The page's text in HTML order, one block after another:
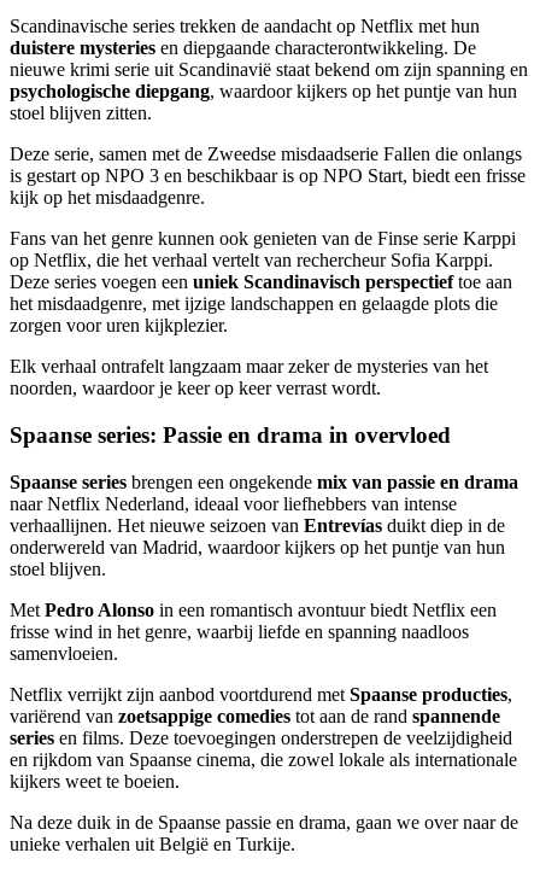
Scandinavische series trekken de aandacht op Netflix met hun
duistere mysteries en diepgaande characterontwikkeling. De
nieuwe krimi serie uit Scandinavië staat bekend om zijn spanning en
psychologische diepgang, waardoor kijkers op het puntje van hun
stoel blijven zitten.
Deze serie, samen met de Zweedse misdaadserie Fallen die onlangs
is gestart op NPO 3 en beschikbaar is op NPO Start, biedt een frisse
kijk op het misdaadgenre.
Fans van het genre kunnen ook genieten van de Finse serie Karppi
op Netflix, die het verhaal vertelt van rechercheur Sofia Karppi.
Deze series voegen een uniek Scandinavisch perspectieftoe aan
het misdaadgenre, met ijzige landschappen en gelaagde plots die
zorgen voor uren kijkplezier.
Elk verhaal ontrafelt langzaam maar zeker de mysteries van het
noorden, waardoor je keer op keer verrast wordt.
Spaanse series: Passie en drama in overvloed
Spaanse series brengen een ongekende mix van passie en drama
naar Netflix Nederland, ideaal voor liefhebbers van intense
verhaallijnen. Het nieuwe seizoen van Entrevías duikt diep in de
onderwereld van Madrid, waardoor kijkers op het puntje van hun
stoel blijven.
Met Pedro Alonso in een romantisch avontuur biedt Netflix een
frisse wind in het genre, waarbij liefde en spanning naadloos
samenvloeien.
Netflix verrijkt zijn aanbod voortdurend met Spaanse producties,
variërend van zoetsappige comedies tot aan de rand spannende
series en films. Deze toevoegingen onderstrepen de veelzijdigheid
en rijkdom van Spaanse cinema, die zowel lokale als internationale
kijkers weet te boeien.
Na deze duik in de Spaanse passie en drama, gaan we over naar de
unieke verhalen uit België en Turkije.